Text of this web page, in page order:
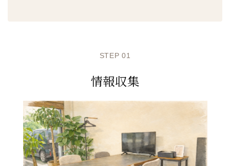
STEP 01
情報収集